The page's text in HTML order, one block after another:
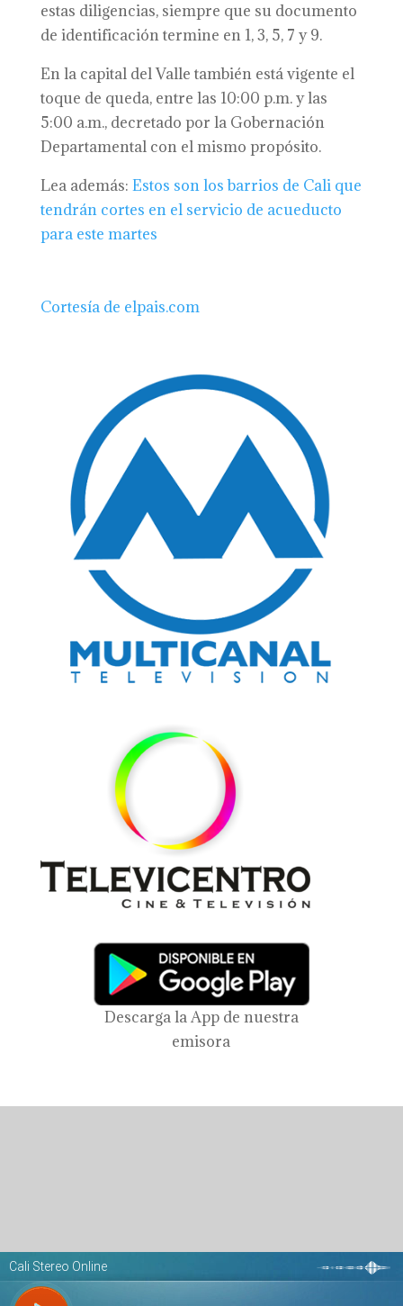
estas diligencias, siempre que su documento
de identificación termine en 1, 3, 5, 7 y 9.
En la capital del Valle también está vigente el
toque de queda, entre las 10:00 p.m. y las
5:00 a.m., decretado por la Gobernación
Departamental con el mismo propósito.
Lea además: Estos son los barrios de Cali que
tendrán cortes en el servicio de acueducto
para este martes
Cortesía de elpais.com
Descarga la App de nuestra
emisora